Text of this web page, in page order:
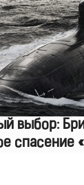
выбор:
спасение